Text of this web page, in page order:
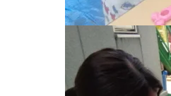
社会福祉法人野田福祉会